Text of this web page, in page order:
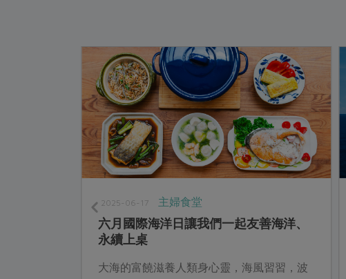
2025-06-17 主婦食堂
六月國際海洋日讓我們一起友善海洋、
永續上桌
大海的富饒滋養人類身心靈，海風習習，波